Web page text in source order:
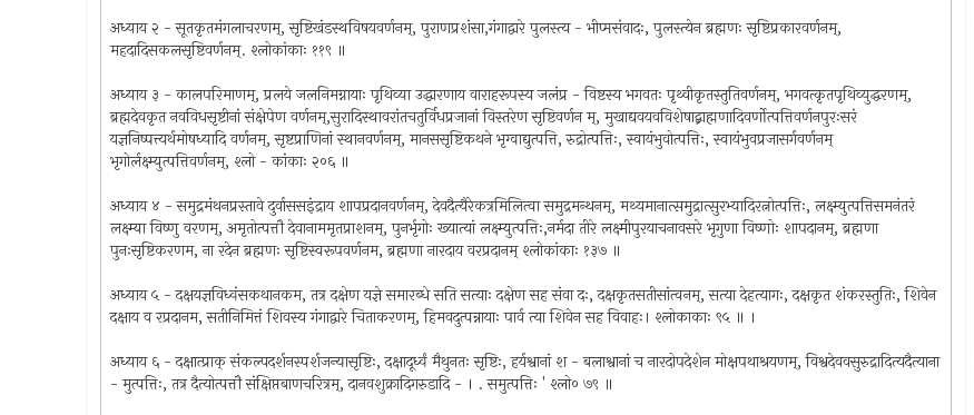
अध्याय २ - सूतकृतमंगलाचरणम्, सृष्टिखंडस्थविषयवर्णनम्, पुराणप्रशंसा,गंगाद्वारे पुलस्त्य - भीप्मसंवादः, पुलस्त्येन ब्रह्मणः सृष्टिप्रकारवर्णनम्,
महदादिसकलसृष्टिवर्णनम्. श्लोकांकाः ११९ ॥
अध्याय ३ - कालपरिमाणम्, प्रलये जलनिमग्नायाः पृथिव्या उद्धारणाय वाराहरूपस्य जलंप्र - विष्टस्य भगवतः पृथ्वीकृतस्तुतिवर्णनम्, भगवत्कृतपृथिव्युद्धरणम्,
ब्रह्मदेवकृत नवविधसृष्टीनां संक्षेपेण वर्णनम्,सुरादिस्थावरांतचतुर्विधप्रजानां विस्तरेण सृष्टिवर्णन म्, मुखाद्यवयवविशेषाद्ब्राह्मणादिवर्णोत्पत्तिवर्णनपुरःसरं
यज्ञनिष्पत्त्यर्थमोषध्यादि वर्णनम्, सृष्टप्राणिनां स्थानवर्णनम्, मानससृष्टिकथने भृग्वाद्युत्पत्ति, रुद्रोत्पत्तिः, स्वायंभुवोत्पत्तिः, स्वायंभुवप्रजासर्गवर्णनम्
भृगोर्लक्ष्म्युत्पत्तिवर्णनम्, श्लो - कांकाः २०६ ॥
अध्याय ४ - समुद्रमंथनप्रस्तावे दुर्वाससइंद्राय शापप्रदानवर्णनम्, देवदैत्यैरेकत्रमिलित्वा समुद्रमन्थनम्, मथ्यमानात्समुद्रात्सुरभ्यादिरत्नोत्पत्तिः, लक्ष्म्युत्पत्तिसमनंतरं
लक्ष्म्या विष्णु वरणम्, अमृतोत्पत्तौ देवानाममृतप्राशनम्, पुनर्भृगोः ख्यात्यां लक्ष्म्युत्पत्तिः,नर्मदा तीरे लक्ष्मीपुरयाचनावसरे भृगुणा विष्णोः शापदानम्, ब्रह्मणा
पुनःसृष्टिकरणम, ना रदेन ब्रह्मणः सृष्टिस्वरूपवर्णनम, ब्रह्मणा नारदाय वरप्रदानम् श्लोकांकाः १३७ ॥
अध्याय ५ - दक्षयज्ञविध्वंसकथानकम, तत्र दक्षेण यज्ञे समारब्धे सति सत्याः दक्षेण सह संवा दः, दक्षकृतसतीसांत्वनम्, सत्या देहत्यागः, दक्षकृत शंकरस्तुतिः, शिवेन
दक्षाय व रप्रदानम, सतीनिमित्तं शिवस्य गंगाद्वारे चिताकरणम्, हिमवदुत्पन्नायाः पार्व त्या शिवेन सह विवाहः। श्लोकाकाः ९५ ॥ ।
अध्याय ६ - दक्षात्प्राक् संकल्पदर्शनस्पर्शजन्यासृष्टिः, दक्षादूर्ध्वं मैथुनतः सृष्टिः, हर्यश्वानां श - बलाश्वानां च नारदोपदेशेन मोक्षपथाश्रयणम्, विश्वदेववसुरुद्रादित्यदैत्याना
- मुत्पत्तिः, तत्र दैत्योत्पत्तौ संक्षिप्तबाणचरित्रम्, दानवशुक्रादिगरुडादि - । . समुत्पत्तिः ' श्लो० ७९ ॥